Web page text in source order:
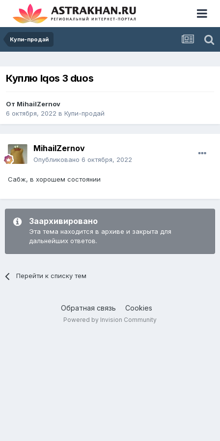
Купи-продай
Куплю Iqos 3 duos
От MihailZernov
6 октября, 2022 в Купи-продай
MihailZernov
Опубликовано 6 октября, 2022
Сабж, в хорошем состоянии
Заархивировано
Эта тема находится в архиве и закрыта для
дальнейших ответов.
Перейти к списку тем
Обратная связь Cookies
Powered by Invision Community